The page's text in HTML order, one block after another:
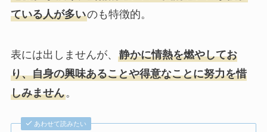
ている人が多いのも特徴的。
表には出しませんが、 静かに情熱を燃やしてお
り、自身の興味あることや得意なことに努力を惜
しみません。
あわせて読みたい